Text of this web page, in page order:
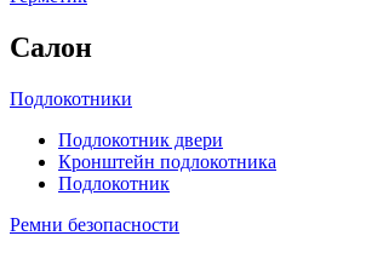
Салон
Подлокотники
Подлокотник двери
Кронштейн подлокотника
Подлокотник
Ремни безопасности